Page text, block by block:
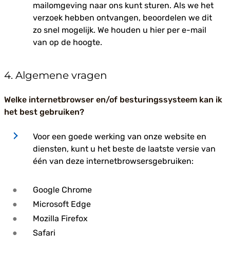
mailomgeving naar ons kunt sturen. Als we het
verzoek hebben ontvangen, beoordelen we dit
zo snel mogelijk. We houden u hier per e-mail
van op de hoogte.
4. Algemene vragen
Welke internetbrowser en/of besturingssysteem kan ik
het best gebruiken?
Voor een goede werking van onze website en
diensten, kunt u het beste de laatste versie van
één van deze internetbrowsersgebruiken:
Google Chrome
Microsoft Edge
Mozilla Firefox
Safari